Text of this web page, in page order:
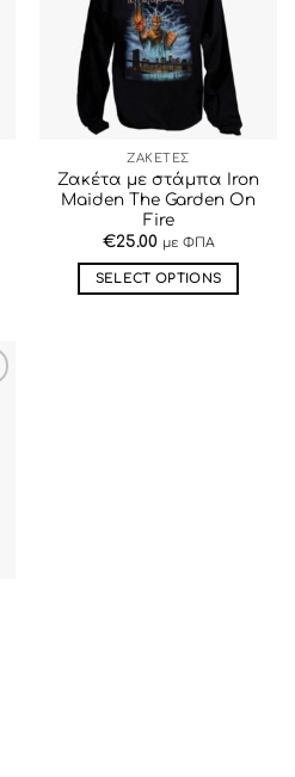
ΕΠΙΘΥΜΙΏΝ
ΖΑΚΕΤΕΣ
Ζακέτα με στάμπα Iron
Maiden The Garden On
Fire
€25.00 με ΦΠΑ
SELECT OPTIONS